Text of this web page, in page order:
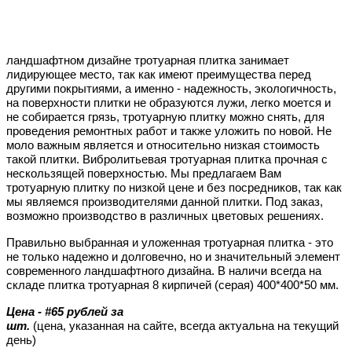
ландшафтном дизайне тротуарная плитка занимает
лидирующее место, так как имеют преимущества перед
другими покрытиями, а именно - надежность, экологичность,
на поверхности плитки не образуются лужи, легко моется и
не собирается грязь, тротуарную плитку можно снять, для
проведения ремонтных работ и также уложить по новой. Не
моло важным является и относительно низкая стоимость
такой плитки. Вибролитьевая тротуарная плитка прочная с
нескользящей поверхностью. Мы предлагаем Вам
тротуарную плитку по низкой цене и без посредников, так как
мы являемся производителями данной плитки. Под заказ,
возможно производство в различных цветовых решениях.
Правильно выбранная и уложенная тротуарная плитка - это
не только надежно и долговечно, но и значительный элемент
современного ландшафтного дизайна. В наличи всегда на
складе плитка тротуарная 8 кирпичей (серая) 400*400*50 мм.
Цена - #65 рублей за
шт. (цена, указанная на сайте, всегда актуальна на текущий
день)